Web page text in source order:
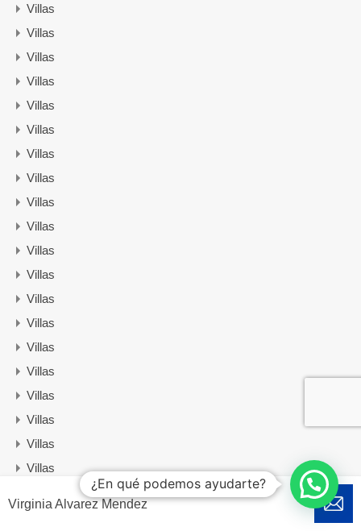
Villas
Villas
Villas
Villas
Villas
Villas
Villas
Villas
Villas
Villas
Villas
Villas
Villas
Villas
Villas
Villas
Villas
Villas
Villas
Villas
Virginia Alvarez Mendez
¿En qué podemos ayudarte?